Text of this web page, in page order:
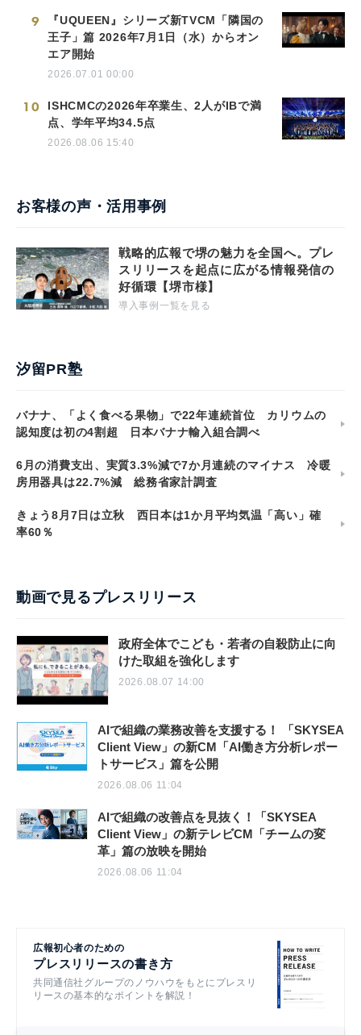
9
『UQUEEN』シリーズ新TVCM「隣国の
王子」篇 2026年7月1日（水）からオン
エア開始
2026.07.01 00:00
10
ISHCMCの2026年卒業生、2人がIBで満
点、学年平均34.5点
2026.08.06 15:40
お客様の声・活用事例
戦略的広報で堺の魅力を全国へ。プレ
スリリースを起点に広がる情報発信の
好循環【堺市様】
導入事例一覧を見る
汐留PR塾
バナナ、「よく食べる果物」で22年連続首位 カリウムの
認知度は初の4割超 日本バナナ輸入組合調べ
6月の消費支出、実質3.3%減で7か月連続のマイナス 冷暖
房用器具は22.7%減 総務省家計調査
きょう8月7日は立秋 西日本は1か月平均気温「高い」確
率60％
動画で見るプレスリリース
政府全体でこども・若者の自殺防止に向
けた取組を強化します
2026.08.07 14:00
AIで組織の業務改善を支援する！ 「SKYSEA
Client View」の新CM「AI働き方分析レポー
トサービス」篇を公開
2026.08.06 11:04
AIで組織の改善点を見抜く！「SKYSEA
Client View」の新テレビCM「チームの変
革」篇の放映を開始
2026.08.06 11:04
広報初心者のための
プレスリリースの書き方
共同通信社グループのノウハウをもとにプレスリ
リースの基本的なポイントを解説！